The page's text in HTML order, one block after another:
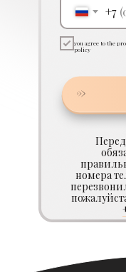
номера
+7
you agree to the
policy